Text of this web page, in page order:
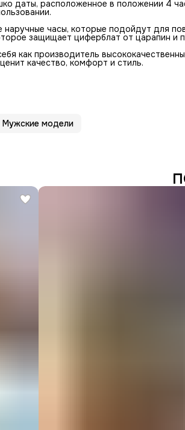
даты, расположенное в положении 4
часы, которые подойдут для
защищает циферблат от царапин и
как производитель
качество, комфорт и стиль.
Мужские модели